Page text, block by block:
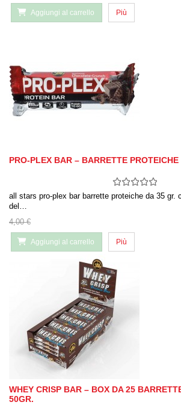
Aggiungi al carrello Più
PRO-PLEX BAR – BARRETTE PROTEICHE
all stars pro-plex bar barrette proteiche da 35 gr.
del…
4,00 €
Aggiungi al carrello Più
WHEY CRISP BAR – BOX DA 25
50GR.